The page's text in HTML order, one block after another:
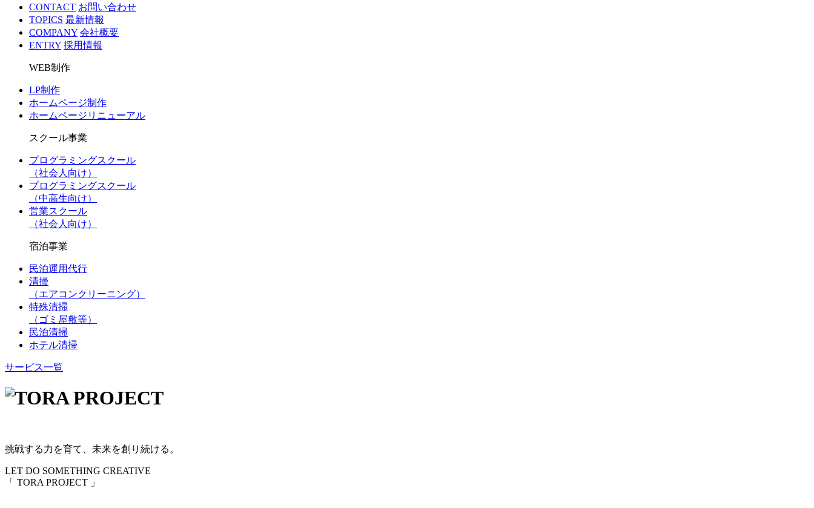
CONTACT お問い合わせ
TOPICS 最新情報
COMPANY 会社概要
ENTRY 採用情報
WEB制作
LP制作
ホームページ制作
ホームページリニューアル
スクール事業
プログラミングスクール
（社会人向け）
プログラミングスクール
（中高生向け）
営業スクール
（社会人向け）
宿泊事業
民泊運用代行
清掃
（エアコンクリーニング）
特殊清掃
（ゴミ屋敷等）
民泊清掃
ホテル清掃
サービス一覧
挑戦する力を育て、未来を創り続ける。
LET DO SOMETHING CREATIVE
「 TORA PROJECT 」